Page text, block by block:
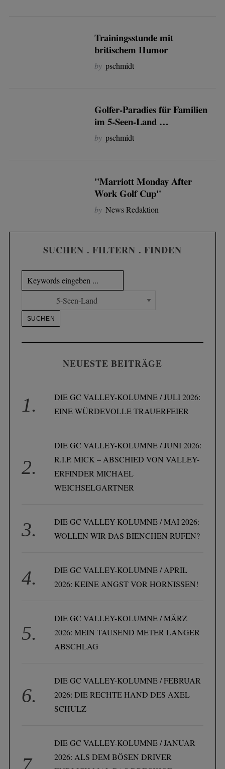
Trainingsstunde mit
britischem Humor
by pschmidt
Golfer-Paradies für Familien
im 5-Seen-Land …
by pschmidt
"Marriott Monday After
Work Golf Cup"
by News Redaktion
SUCHEN . FILTERN . FINDEN
NEUESTE BEITRÄGE
DIE GC VALLEY-KOLUMNE / JULI 2026:
EINE WÜRDEVOLLE TRAUERFEIER
DIE GC VALLEY-KOLUMNE / JUNI 2026:
R.I.P. MICK – ABSCHIED VON VALLEY-
ERFINDER MICHAEL
WEICHSELGARTNER
DIE GC VALLEY-KOLUMNE / MAI 2026:
WOLLEN WIR DAS BIENCHEN RUFEN?
DIE GC VALLEY-KOLUMNE / APRIL
2026: KEINE ANGST VOR HORNISSEN!
DIE GC VALLEY-KOLUMNE / MÄRZ
2026: MEIN TAUSEND METER LANGER
ABSCHLAG
DIE GC VALLEY-KOLUMNE / FEBRUAR
2026: DIE RECHTE HAND DES AXEL
SCHULZ
DIE GC VALLEY-KOLUMNE / JANUAR
2026: ALS DEM BÖSEN DRIVER